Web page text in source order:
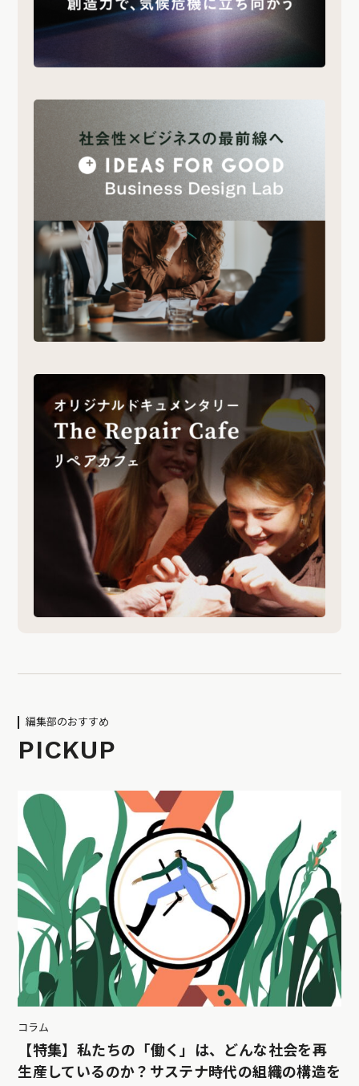
編集部のおすすめ
PICKUP
コラム
【特集】私たちの「働く」は、どんな社会を再
生産しているのか？サステナ時代の組織の構造を